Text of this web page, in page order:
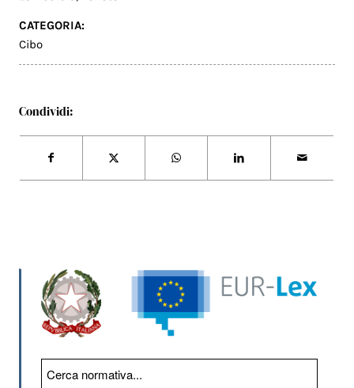
CATEGORIA:
Cibo
Condividi: